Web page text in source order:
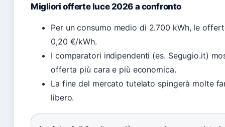
Migliori offerte luce 2026 a confronto
Per un consumo medio di 2.700 kWh, le
0,20 €/kWh.
I comparatori indipendenti (es. Segugio.it)
offerta più cara e più economica.
La fine del mercato tutelato spingerà molte
libero.